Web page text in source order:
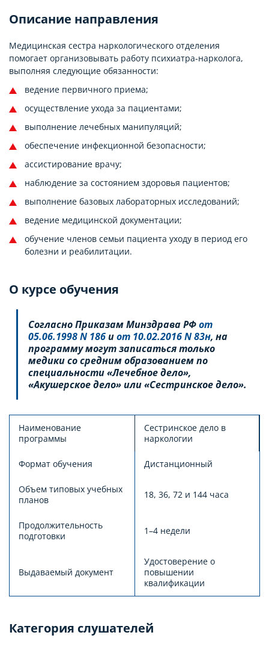
Описание направления
Медицинская сестра наркологического отделения
помогает организовывать работу психиатра-нарколога,
выполняя следующие обязанности:
ведение первичного приема;
осуществление ухода за пациентами;
выполнение лечебных манипуляций;
обеспечение инфекционной безопасности;
ассистирование врачу;
наблюдение за состоянием здоровья пациентов;
выполнение базовых лабораторных исследований;
ведение медицинской документации;
обучение членов семьи пациента уходу в период его
болезни и реабилитации.
О курсе обучения
Согласно Приказам Минздрава РФот
05.06.1998 N 186 иот 10.02.2016 N 83н, на
программу могут записаться только
медики со средним образованием по
специальности «Лечебное дело»,
«Акушерское дело» или «Сестринское дело».
Наименование
программы
Сестринское дело в
наркологии
Формат обучения Дистанционный
Объем типовых учебных
планов
18, 36, 72 и 144 часа
Продолжительность
подготовки
1–4 недели
Выдаваемый документ
Удостоверение о
повышении
квалификации
Категория слушателей